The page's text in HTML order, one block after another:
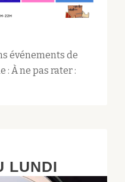
événements de
: À ne pas rater :
LUNDI